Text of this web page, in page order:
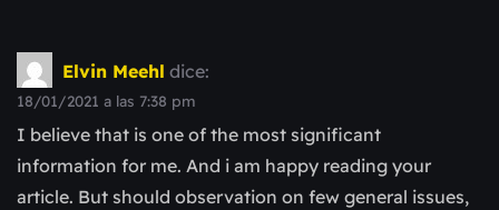
Elvin Meehl dice:
18/01/2021 a las 7:38 pm
I believe that is one of the most significant
information for me. And i am happy reading your
article. But should observation on few general issues,